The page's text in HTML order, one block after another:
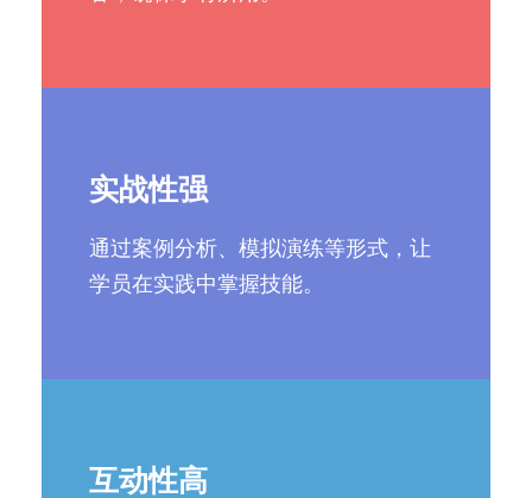
实战性强
通过案例分析、模拟演练等形式，让
学员在实践中掌握技能。
互动性高